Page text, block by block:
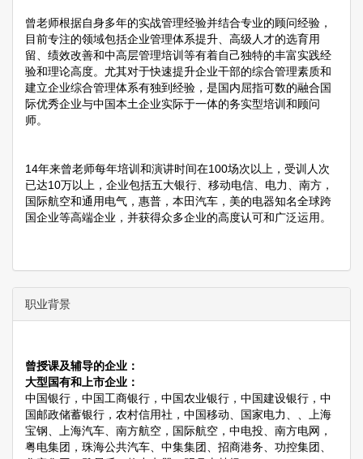
曾老师根据自身多年的实战管理经验并结合专业的顾问经验，
目前专注的领域包括企业管理体系提升、高级人才的选育用
留、绩效改善和中高层管理培训等有着自己独特的丰富实践经
验和理论高度。尤其对于快速提升企业干部的综合管理素质和
建立企业综合管理体系有独到经验，是国内屈指可数的融合国
际优秀企业与中国本土企业实际于一体的务实型培训和顾问
师。
14年来曾老师每年培训和演讲时间在100场次以上，受训人次
已达10万以上，企业包括五大银行、移动电信、电力、南方，
国际航空和通用电气，惠普，本田汽车，美的电器知名全球跨
国企业等高端企业，并获得众多企业的高度认可和广泛运用。
职业背景
曾授课及辅导的企业：
大型国有和上市企业：
中国银行，中国工商银行，中国农业银行，中国建设银行，中
国邮政储蓄银行，农村信用社，中国移动、国家电力、、上海
宝钢、上海汽车、南方航空，国际航空，中电投、南方电网，
粤电集团，珠海公共汽车、中集集团、招商港务、功控集团、